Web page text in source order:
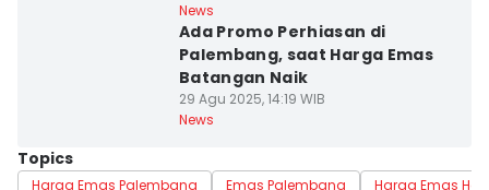
News
Ada Promo Perhiasan di
Palembang, saat Harga Emas
Batangan Naik
29 Agu 2025, 14:19 WIB
News
Topics
Harga Emas Palembang Emas Palembang
Harga Emas